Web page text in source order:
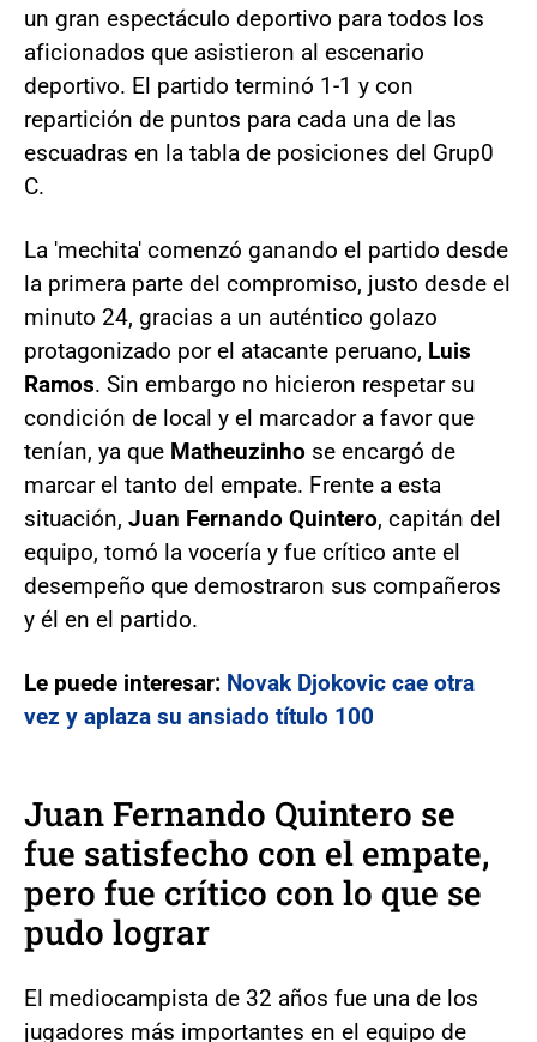
un gran espectáculo deportivo para todos los
aficionados que asistieron al escenario
deportivo. El partido terminó 1-1 y con
repartición de puntos para cada una de las
escuadras en la tabla de posiciones del Grup0
C.
La 'mechita' comenzó ganando el partido desde
la primera parte del compromiso, justo desde el
minuto 24, gracias a un auténtico golazo
protagonizado por el atacante peruano, Luis
Ramos. Sin embargo no hicieron respetar su
condición de local y el marcador a favor que
tenían, ya que Matheuzinho se encargó de
marcar el tanto del empate. Frente a esta
situación, Juan Fernando Quintero, capitán del
equipo, tomó la vocería y fue crítico ante el
desempeño que demostraron sus compañeros
y él en el partido.
Le puede interesar: Novak Djokovic cae otra
vez y aplaza su ansiado título 100
Juan Fernando Quintero se
fue satisfecho con el empate,
pero fue crítico con lo que se
pudo lograr
El mediocampista de 32 años fue una de los
jugadores más importantes en el equipo de